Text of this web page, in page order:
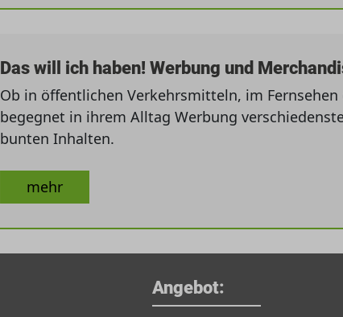
Das will ich haben! Werbung und
Ob in öffentlichen Verkehrsmitteln, im
begegnet in ihrem Alltag Werbung
bunten Inhalten.
mehr
Angebot: